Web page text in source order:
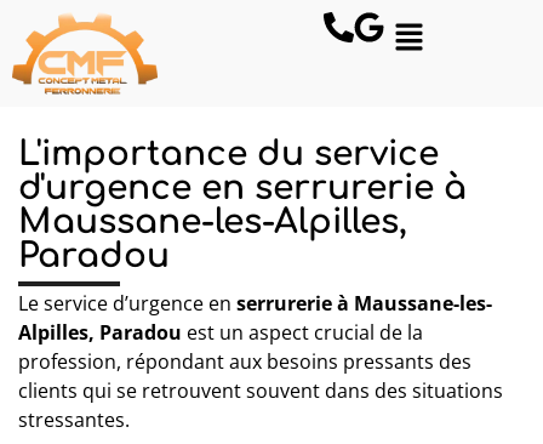
L'importance du service
d'urgence en serrurerie à
Maussane-les-Alpilles,
Paradou
Le service d’urgence en serrurerie à Maussane-les-
Alpilles, Paradou est un aspect crucial de la
profession, répondant aux besoins pressants des
clients qui se retrouvent souvent dans des situations
stressantes.